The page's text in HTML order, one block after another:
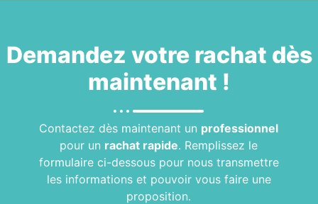
Demandez votre rachat dès
maintenant !
Contactez dès maintenant un professionnel
pour un rachat rapide. Remplissez le
formulaire ci-dessous pour nous transmettre
les informations et pouvoir vous faire une
proposition.